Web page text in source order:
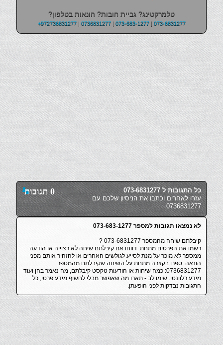
טלמרקטינג? גביית חובות? הונאות בטלפון?
+972736831277| 0736831277| 073-683-1277| 073-6831277
0 תגובות
כל התגובות ל 073-6831277
עזרו לאחרים וכתבו את הניסיון שלכם עם
0736831277
לא נמצאו תגובות למספר 073-683-1277
קיבלתם שיחה מהמספר 073-6831277 ?
רשמו את הפרטים מתחת. דווחו אם קיבלתם שיחה לא רצוייה או הודעה
ממספר לא מוכר על מנת לסייע לגולשים האחרים או להזהיר אותם מפני
הונאה. ספרו בקצרה מתחת על השיחה שקיבלתם מהמספר
0736831277: כמה שיחות או הודעות טקסט קיבלתם, מה נאמר בהן ועוד
מידע רלוונטי. שימו לב - תארו מה שאפשר מבלי לחשוף מידע פרטי, כל
התגובות נבדקות לפני הופעתן.